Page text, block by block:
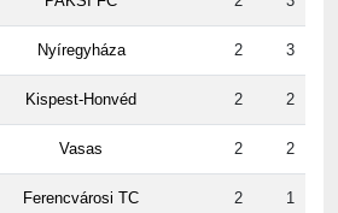
Kispest-Honvéd 2 2
Vasas 2 2
Ferencvárosi TC 2 1
DVSC 2 0